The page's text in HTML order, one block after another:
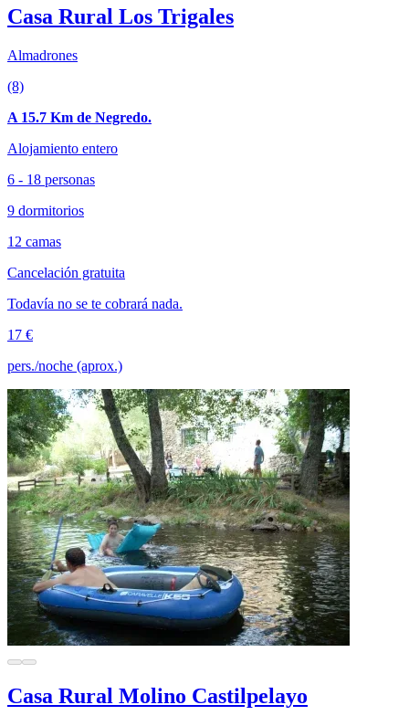
Casa Rural Los Trigales
Almadrones
(8)
A 15.7 Km de Negredo.
Alojamiento entero
6 - 18 personas
9 dormitorios
12 camas
Cancelación gratuita
Todavía no se te cobrará nada.
17 €
pers./noche (aprox.)
Casa Rural Molino Castilpelayo